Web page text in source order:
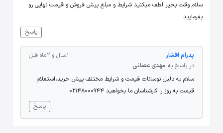
سلام وقت بخیر لطف میکنید شرایط و مبلغ پیش فروش و قیمت نهایی رو
بفرمایید
پاسخ
پدرام افشار
1 سال و 2 ماه قبل
در پاسخ به مهدی عصائی
سلام به دلیل نوسانات قیمت و شرایط مختلف پیش خرید،استعلام
قیمت به روز را کارشناسان ما بخواهید 02148000944
پاسخ